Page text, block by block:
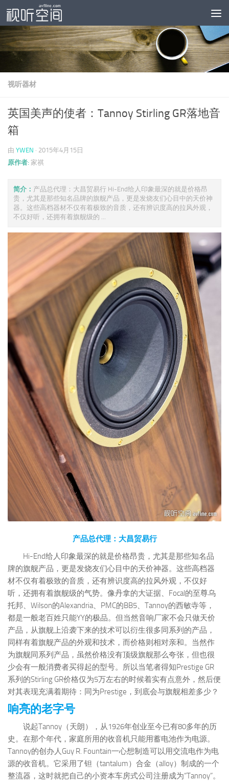
跳至内容
视听器材
英国美声的使者：Tannoy Stirling GR落地音
箱
由 YWEN · 2015年4月15日
原作者: 家祺
简介： 产品总代理：大昌贸易行 Hi-End给人印象最深的就是价格昂
贵，尤其是那些知名品牌的旗舰产品，更是发烧友们心目中的天价神
器。这些高档器材不仅有着极致的音质，还有辨识度高的拉风外观，
不仅好听，还拥有着旗舰级的 ...
产品总代理：大昌贸易行
Hi-End给人印象最深的就是价格昂贵，尤其是那些知名品
牌的旗舰产品，更是发烧友们心目中的天价神器。这些高档器
材不仅有着极致的音质，还有辨识度高的拉风外观，不仅好
听，还拥有着旗舰级的气势。像丹拿的大证据、Focal的至尊乌
托邦、Wilson的Alexandria、PMC的BB5、Tannoy的西敏寺等，
都是一般老百姓只能YY的极品。但当然音响厂家不会只做天价
产品，从旗舰上沿袭下来的技术可以衍生很多同系列的产品，
同样有着旗舰产品的外观和技术，而价格则相对亲和。当然作
为旗舰同系列产品，虽然价格没有顶级旗舰那么夸张，但也很
少会有一般消费者买得起的型号。所以当笔者得知Prestige GR
系列的Stirling GR价格仅为5万左右的时候着实有点意外，然后便
对其表现充满着期待：同为Prestige，到底会与旗舰相差多少？
响亮的老字号
说起Tannoy（天朗），从1926年创业至今已有80多年的历
史。在那个年代，家庭所用的收音机只能用蓄电池作为电源。
Tannoy的创办人Guy R. Fountain一心想制造可以用交流电作为电
源的收音机。它采用了钽（tantalum）合金（alloy）制成的一个
整流器，这时就把自己的小资本车房式公司注册成为“Tannoy”。